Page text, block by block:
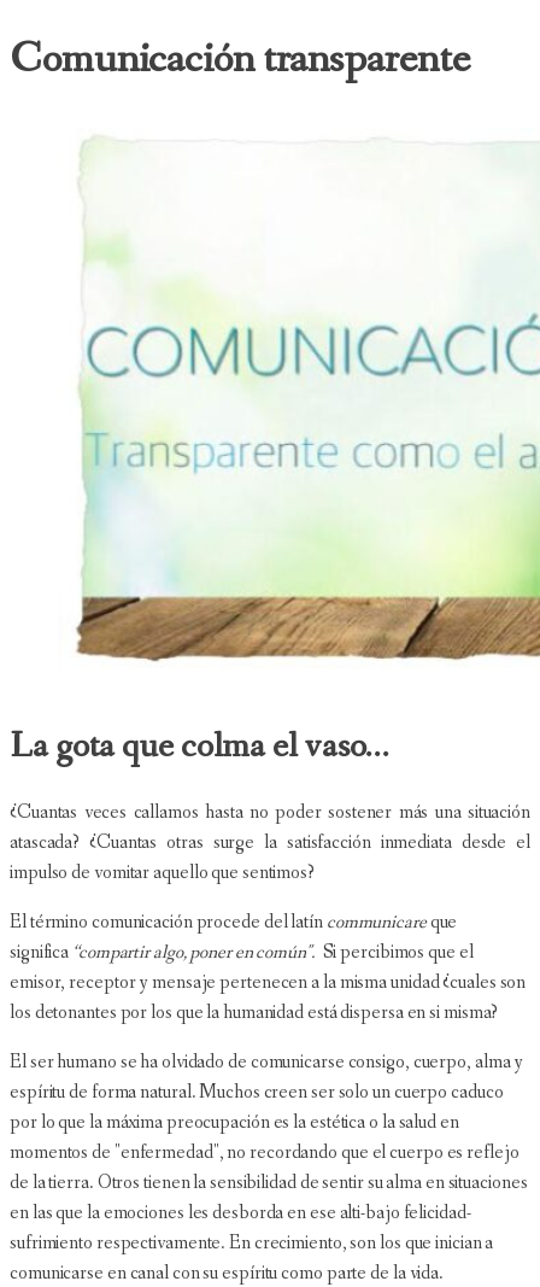
Comunicación transparente
La gota que colma el vaso...
¿Cuantas veces callamos hasta no poder sostener más una situación
atascada? ¿Cuantas otras surge la satisfacción inmediata desde el
impulso de vomitar aquello que sentimos?
El término comunicación procede del latíncommunicareque
significa “compartir algo, poner en común". Si percibimos que el
emisor, receptor y mensaje pertenecen a la misma unidad ¿cuales son
los detonantes por los que la humanidad está dispersa en si misma?
El ser humano se ha olvidado de comunicarse consigo, cuerpo, alma y
espíritu de forma natural. Muchos creen ser solo un cuerpo caduco
por lo que la máxima preocupación es la estética o la salud en
momentos de "enfermedad", no recordando que el cuerpo es reflejo
de la tierra. Otros tienen la sensibilidad de sentir su alma en situaciones
en las que la emociones les desborda en ese alti-bajo felicidad-
sufrimiento respectivamente. En crecimiento, son los que inician a
comunicarse en canal con su espíritu como parte de la vida.